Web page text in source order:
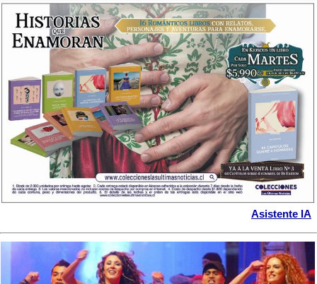
Asistente IA